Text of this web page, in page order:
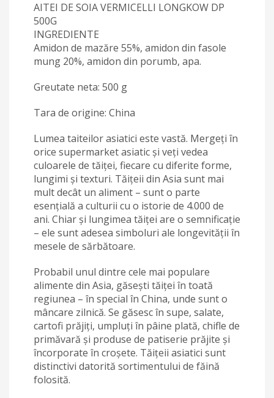
AITEI DE SOIA VERMICELLI LONGKOW DP
500G
INGREDIENTE
Amidon de mazăre 55%, amidon din fasole
mung 20%, amidon din porumb, apa.
Greutate neta: 500 g
Tara de origine: China
Lumea taiteilor asiatici este vastă. Mergeți în
orice supermarket asiatic și veți vedea
culoarele de tăiței, fiecare cu diferite forme,
lungimi și texturi. Tăițeii din Asia sunt mai
mult decât un aliment – sunt o parte
esențială a culturii cu o istorie de 4.000 de
ani. Chiar și lungimea tăiței are o semnificație
– ele sunt adesea simboluri ale longevității în
mesele de sărbătoare.
Probabil unul dintre cele mai populare
alimente din Asia, găsești tăiței în toată
regiunea – în special în China, unde sunt o
mâncare zilnică. Se găsesc în supe, salate,
cartofi prăjiți, umpluți în pâine plată, chifle de
primăvară și produse de patiserie prăjite și
încorporate în croșete. Tăițeii asiatici sunt
distinctivi datorită sortimentului de făină
folosită.